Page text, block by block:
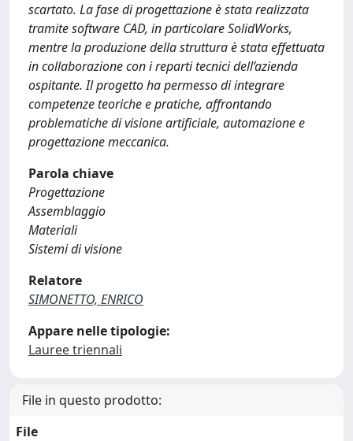
scartato. La fase di progettazione è stata realizzata
tramite software CAD, in particolare SolidWorks,
mentre la produzione della struttura è stata effettuata
in collaborazione con i reparti tecnici dell’azienda
ospitante. Il progetto ha permesso di integrare
competenze teoriche e pratiche, affrontando
problematiche di visione artificiale, automazione e
progettazione meccanica.
Parola chiave
Progettazione
Assemblaggio
Materiali
Sistemi di visione
Relatore
SIMONETTO, ENRICO
Appare nelle tipologie:
Lauree triennali
File in questo prodotto:
File